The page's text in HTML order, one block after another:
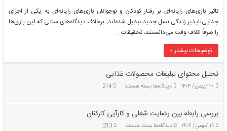
بازی‌های
رایانه‌ای
بر
نوجوانان
تاثیر بازی‌های رایانه‌ای بر رفتار کودکان و نوجوانان بازی‌های رایانه‌ای به یکی از اجزای
جدایی‌ناپذیر زندگی نسل جدید تبدیل شده‌اند. برخلاف دیدگاه‌های سنتی که این بازی‌ها
را صرفاً اتلاف وقت می‌دانستند، تحقیقات …
توضیحات بیشتر »
تحلیل محتوای تبلیغات محصولات غذایی
۲۰ /بهمن/ ۱۴۰۴ دیدگاه‌هابرای
تبلیغات
محصولات
غذایی
بسته هستند 214
بررسی رابطه بین رضایت شغلی و کارآیی کارکنان
۱۹ /بهمن/ ۱۴۰۴ دیدگاه‌هابرای
بسته هستند 213